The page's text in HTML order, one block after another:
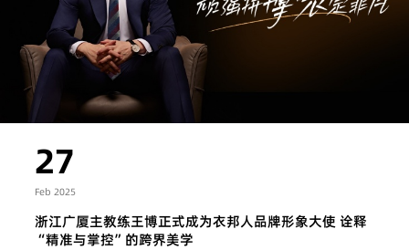
27
Feb 2025
浙江广厦主教练王博正式成为衣邦人品牌形象大使 诠释
“精准与掌控”的跨界美学